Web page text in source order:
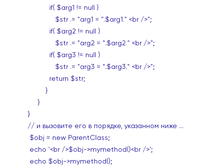
if( $arg1 != null )
$str .= "arg1 = ".$arg1." <br />";
if( $arg2 != null )
$str .= "arg2 = ".$arg2." <br />";
if( $arg3 != null )
$str .= "arg3 = ".$arg3." <br />";
return $str;
}
}
}
// и вызовите его в порядке, указанном ниже ...
$obj = new ParentClass;
echo '<br />$obj->mymethod()<br />';
echo $obj->mymethod();